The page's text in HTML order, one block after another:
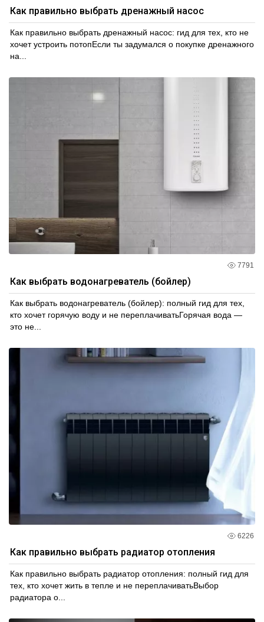
Как правильно выбрать дренажный насос
Как правильно выбрать дренажный насос: гид для тех, кто не
хочет устроить потопЕсли ты задумался о покупке дренажного
на...
7791
Как выбрать водонагреватель (бойлер)
Как выбрать водонагреватель (бойлер): полный гид для тех,
кто хочет горячую воду и не переплачиватьГорячая вода —
это не...
6226
Как правильно выбрать радиатор отопления
Как правильно выбрать радиатор отопления: полный гид для
тех, кто хочет жить в тепле и не переплачиватьВыбор
радиатора о...